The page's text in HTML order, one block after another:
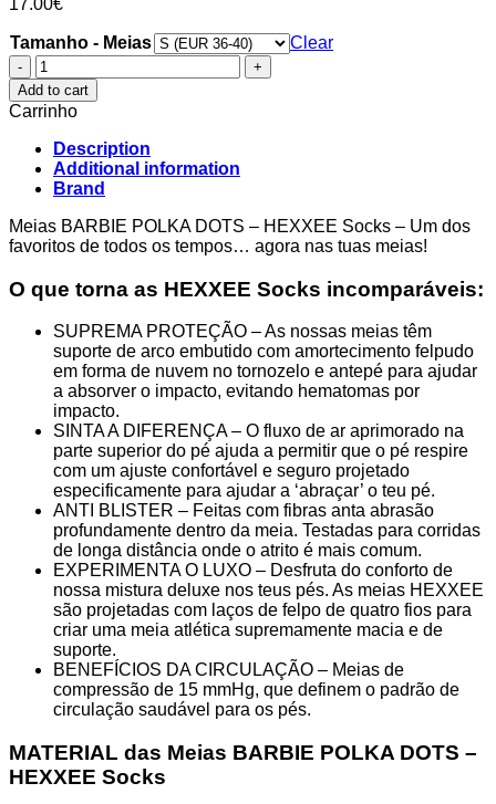
17.00€
Tamanho - Meias
Clear
Meias
BARBIE
POLKA
DOTS
-
HEXXEE
Socks
quantity
Add to cart
Carrinho
Description
Additional information
Brand
Meias BARBIE POLKA DOTS – HEXXEE Socks – Um dos
favoritos de todos os tempos… agora nas tuas meias!
O que torna as HEXXEE Socks incomparáveis:
SUPREMA PROTEÇÃO – As nossas meias têm
suporte de arco embutido com amortecimento felpudo
em forma de nuvem no tornozelo e antepé para ajudar
a absorver o impacto, evitando hematomas por
impacto.
SINTA A DIFERENÇA – O fluxo de ar aprimorado na
parte superior do pé ajuda a permitir que o pé respire
com um ajuste confortável e seguro projetado
especificamente para ajudar a ‘abraçar’ o teu pé.
ANTI BLISTER – Feitas com fibras anta abrasão
profundamente dentro da meia. Testadas para corridas
de longa distância onde o atrito é mais comum.
EXPERIMENTA O LUXO – Desfruta do conforto de
nossa mistura deluxe nos teus pés. As meias HEXXEE
são projetadas com laços de felpo de quatro fios para
criar uma meia atlética supremamente macia e de
suporte.
BENEFÍCIOS DA CIRCULAÇÃO – Meias de
compressão de 15 mmHg, que definem o padrão de
circulação saudável para os pés.
MATERIAL das Meias BARBIE POLKA DOTS –
HEXXEE Socks